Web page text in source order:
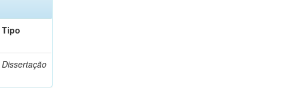
Tipo
Dissertação